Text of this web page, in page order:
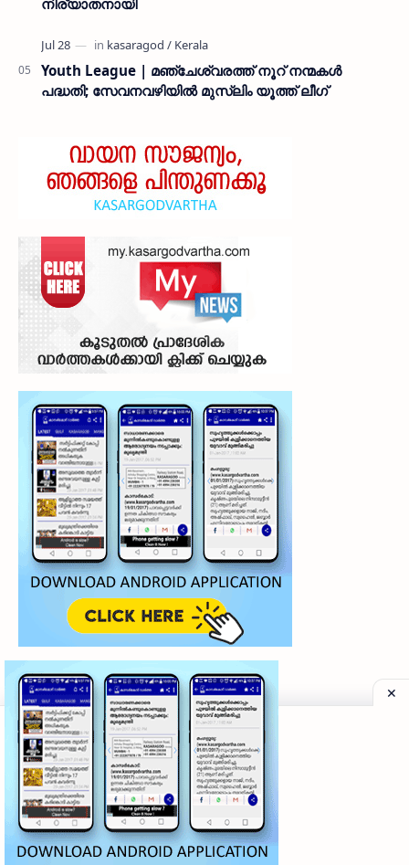
നിര്യാതനായി
Youth League | മഞ്ചേശ്വരത്ത് നൂറ് നന്മകൾ
പദ്ധതി; സേവനവഴിയിൽ മുസ്ലിം യൂത്ത് ലീഗ്
©2026‧My Kasaragod Vartha | LATEST KASARAGOD
Privacy Policy
Grievance Redressal